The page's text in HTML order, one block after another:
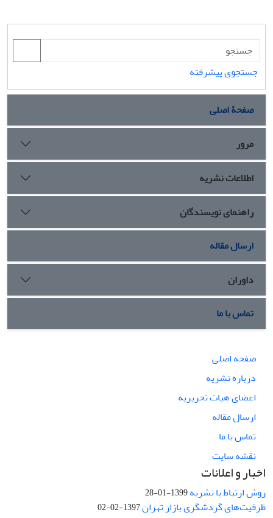
جستجوی پیشرفته
صفحۀ اصلی
مرور
اطلاعات نشریه
راهنمای نویسندگان
ارسال مقاله
داوران
تماس با ما
صفحه اصلی
درباره نشریه
اعضای هیات تحریریه
ارسال مقاله
تماس با ما
نقشه سایت
اخبار و اعلانات
روش ارتباط با نشریه1399-01-28
ظرفیت‌های گردشگری بازار تهران1397-02-02